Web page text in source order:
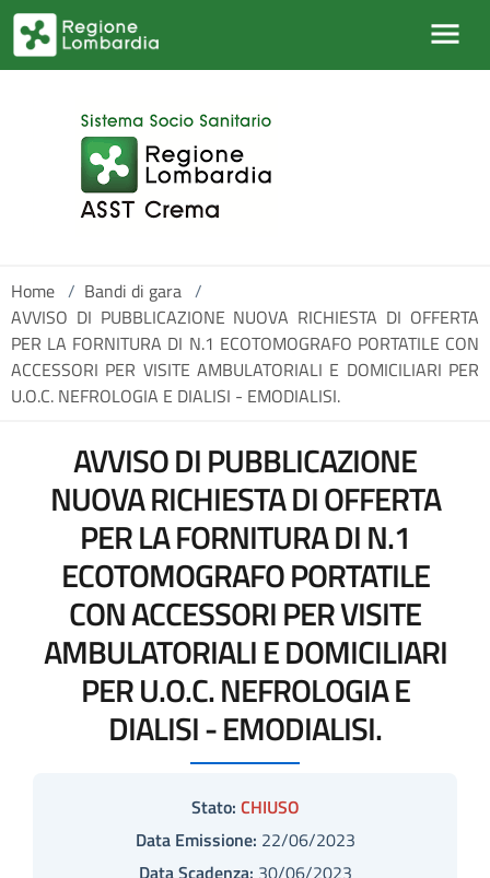
Salta al contenuto principale
Home / Bandi di gara /
AVVISO DI PUBBLICAZIONE NUOVA RICHIESTA DI OFFERTA
PER LA FORNITURA DI N.1 ECOTOMOGRAFO PORTATILE CON
ACCESSORI PER VISITE AMBULATORIALI E DOMICILIARI PER
U.O.C. NEFROLOGIA E DIALISI - EMODIALISI.
AVVISO DI PUBBLICAZIONE
NUOVA RICHIESTA DI OFFERTA
PER LA FORNITURA DI N.1
ECOTOMOGRAFO PORTATILE
CON ACCESSORI PER VISITE
AMBULATORIALI E DOMICILIARI
PER U.O.C. NEFROLOGIA E
DIALISI - EMODIALISI.
Stato: CHIUSO
Data Emissione: 22/06/2023
Data Scadenza: 30/06/2023